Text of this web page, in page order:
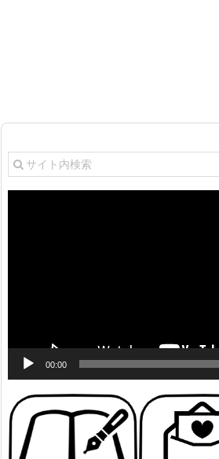
00:00